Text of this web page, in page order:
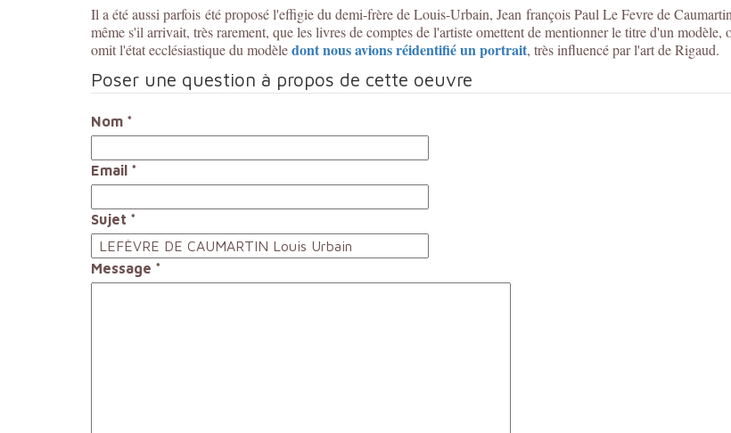
Il a été aussi parfois été proposé l'effigie du demi-frère de Louis-Urbain, Jean françois Paul Le Fevre de
même s'il arrivait, très rarement, que les livres de comptes de l'artiste omettent de mentionner le titre d'un
omit l'état ecclésiastique du modèledont nous avions réidentifié un portrait, très influencé par l'art de Rigaud.
Poser une question à propos de cette oeuvre
Nom *
Email *
Sujet *
Message *